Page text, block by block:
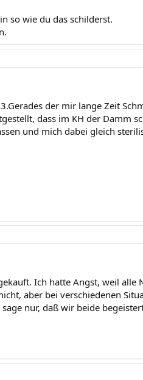
so wie du das schilderst.
der mir lange Zeit
dass im KH der Damm
und mich dabei gleich
Ich hatte Angst, weil alle
aber bei verschiedenen
nur, daß wir beide